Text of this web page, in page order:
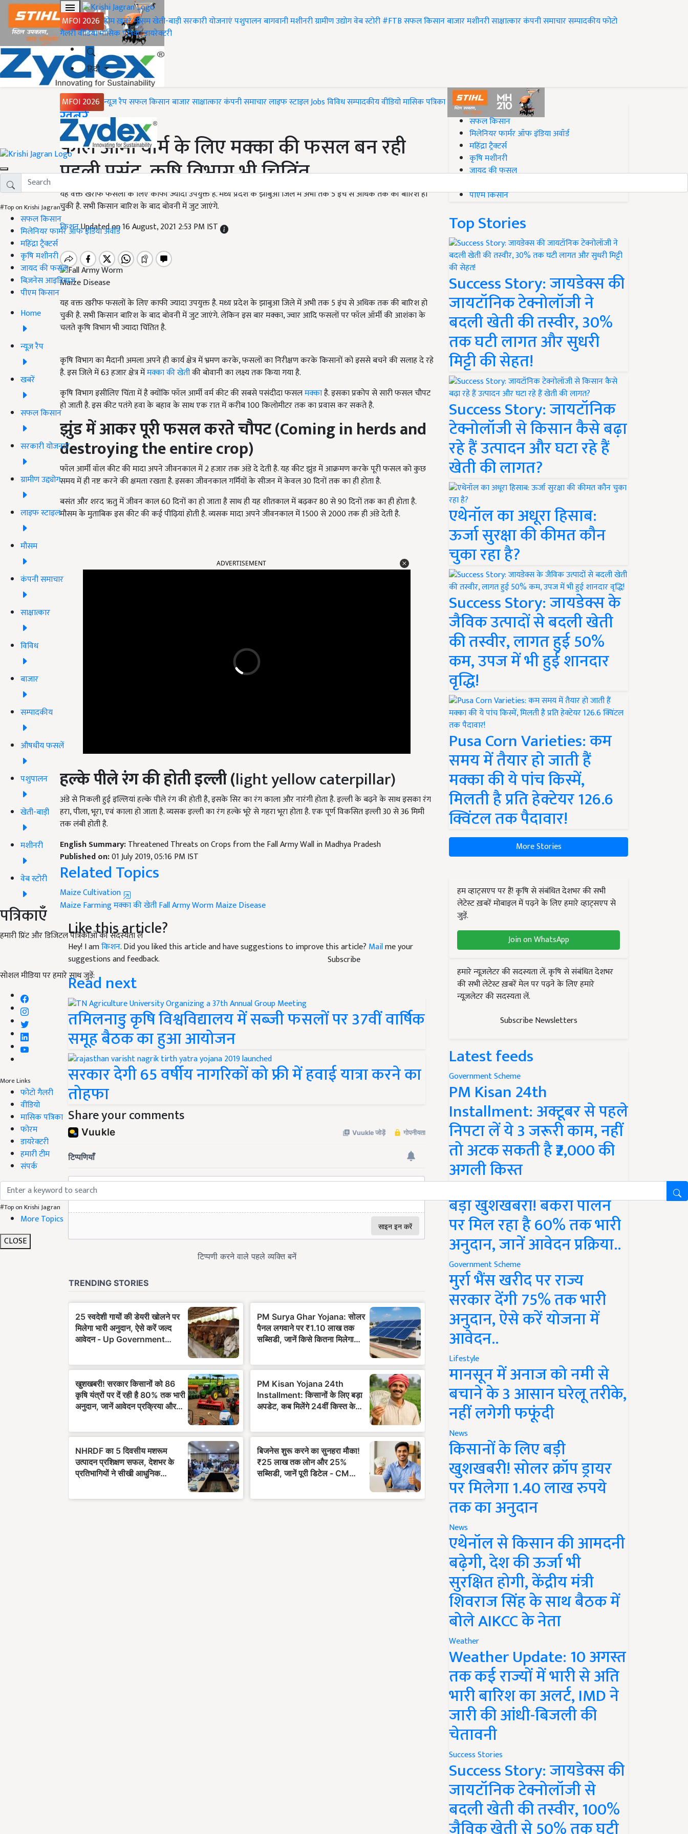
MFOI 2026 होमख़बरेंमौसमखेती-बाड़ीसरकारी योजनाएंपशुपालनबागवानीमशीनरीग्रामीण उद्योगवेब स्टोरी#FTBसफल किसानबाजारमशीनरीसाक्षात्कारकंपनी समाचारसम्पादकीयफोटो
गैलरीवीडियोमासिक पत्रिकाडायरेक्टरी
हिंदी
MFOI 2026 न्यूज़ रैपसफल किसानबाजारसाक्षात्कारकंपनी समाचारलाइफ स्टाइलJobsविविधसम्पादकीयवीडियोमासिक पत्रिका
#Top on Krishi Jagran
सफल किसान
मिलेनियर फार्मर ऑफ इंडिया अवॉर्ड
महिंद्रा ट्रैक्टर्स
कृषि मशीनरी
जायद की फसल
बिज़नेस आइडियाज
पीएम किसान
Home
न्यूज़ रैप
खबरें
सफल किसान
सरकारी योजनाएं
ग्रामीण उद्द्योग
लाइफ स्टाइल
मौसम
कंपनी समाचार
साक्षात्कार
विविध
बाजार
सम्पादकीय
औषधीय फसलें
पशुपालन
खेती-बाड़ी
मशीनरी
वेब स्टोरी
पत्रिकाएँ
हमारी प्रिंट और डिजिटल पत्रिकाओं की सदस्यता लें
Subscribe
सोशल मीडिया पर हमारे साथ जुड़ें:
More Links
फोटो गैलरी
वीडियो
मासिक पत्रिका
फोरम
डायरेक्टरी
हमारी टीम
संपर्क
#Top on Krishi Jagran
More Topics
CLOSE
Home
ख़बरें
फॉल आर्मी वोर्म के लिए मक्का की फसल बन रही
पहली पसंद, कृषि विभाग भी चितिंत
यह वक्त खरीफ फसलों के लिए काफी ज्यादा उपयुक्त है. मध्य प्रदेश के झाबुआ जिले में अभी तक 5 इंच से अधिक तक की बारिश हो
चुकी है. सभी किसान बारिश के बाद बोवनी में जुट जाएंगे.
किशनUpdated on 16 August, 2021 2:53 PM IST
Maize Disease
यह वक्त खरीफ फसलों के लिए काफी ज्यादा उपयुक्त है. मध्य प्रदेश के झाबुआ जिले में अभी तक 5 इंच से अधिक तक की बारिश हो
चुकी है. सभी किसान बारिश के बाद बोवनी में जुट जाएंगे. लेकिन इस बार मक्का, ज्वार आदि फसलों पर फॉल ऑर्मी की आशंका के
चलते कृषि विभाग भी ज्यादा चिंतित है.
कृषि विभाग का मैदानी अमला अपने ही कार्य क्षेत्र में भ्रमण करके, फसलों का निरीक्षण करके किसानों को इससे बचने की सलाह दे रहे
है. इस जिले में 63 हजार क्षेत्र मेंमक्का की खेतीकी बोवानी का लक्ष्य तक किया गया है.
कृषि विभाग इसीलिए चिंता में है क्योंकि फॉल आर्मी वर्म कीट की सबसे पसंदीदा फसलमक्काहै. इसका प्रकोप से सारी फसल चौपट
हो जाती है. इस कीट पतंगे हवा के बहाव के साथ एक रात में करीब 100 किलोमीटर तक का प्रवास कर सकते है.
झुंड में आकर पूरी फसल करते चौपट (Coming in herds and
destroying the entire crop)
फॉल आर्मी वॉल कीट की मादा अपने जीवनकाल में 2 हजार तक अंडे दे देती है. यह कीट झुंड में आक्रमण करके पूरी फसल को कुछ
समय में ही नष्ट करने की क्षमता रखता है. इसका जीवनकाल गर्मियों के सीजन में केवल 30 दिनों तक का ही होता है.
बसंत और शरद ऋतु में जीवन काल 60 दिनों का हो जाता है साथ ही यह शीतकाल में बढ़कर 80 से 90 दिनों तक का ही होता है.
मौसम के मुताबिक इस कीट की कई पीढ़ियां होती है. व्यसक मादा अपने जीवनकाल में 1500 से 2000 तक ही अंडे देती है.
हल्के पीले रंग की होती इल्ली (light yellow caterpillar)
अंडे से निकली हुई इल्लियां हल्के पीले रंग की होती है, इसके सिर का रंग काला और नारंगी होता है. इल्ली के बढ़ने के साथ इसका रंग
हरा, पीला, भूरा, एवं काला हो जाता है. व्यसक इल्ली का रंग हल्के भूरे से गहरा भूरा होता है. एक पूर्ण विकसित इल्ली 30 से 36 मिमी
तक लंबी होती है.
Published on:01 July 2019, 05:16 PM IST
Related Topics
Maize Cultivation
Maize Farmingमक्का की खेती
Like this article?
Hey! I amकिशन. Did you liked this article and have suggestions to improve this article?
suggestions and feedback.
Read next
तमिलनाडु कृषि विश्वविद्यालय में सब्जी फसलों पर 37वीं वार्षिक
समूह बैठक का हुआ आयोजन
सरकार देगी 65 वर्षीय नागरिकों को फ्री में हवाई यात्रा करने का
तोहफा
Share your comments
#Top on Krishi Jagran
सफल किसान
मिलेनियर फार्मर ऑफ इंडिया अवॉर्ड
महिंद्रा ट्रैक्टर्स
कृषि मशीनरी
जायद की फसल
पीएम किसान
Top Stories
Success Story: जायडेक्स की
जायटॉनिक टेक्नोलॉजी ने
बदली खेती की तस्वीर, 30%
तक घटी लागत और सुधरी
मिट्टी की सेहत!
Success Story: जायटॉनिक
टेक्नोलॉजी से किसान कैसे बढ़ा
रहे हैं उत्पादन और घटा रहे हैं
खेती की लागत?
एथेनॉल का अधूरा हिसाब:
ऊर्जा सुरक्षा की कीमत कौन
चुका रहा है?
Success Story: जायडेक्स के
जैविक उत्पादों से बदली खेती
की तस्वीर, लागत हुई 50%
कम, उपज में भी हुई शानदार
वृद्धि!
Pusa Corn Varieties: कम
समय में तैयार हो जाती हैं
मक्का की ये पांच किस्में,
मिलती है प्रति हेक्टेयर 126.6
क्विंटल तक पैदावार!
More Stories
हम व्हाट्सएप पर हैं! कृषि से संबंधित देशभर की सभी
लेटेस्ट ख़बरें मोबाइल में पढ़ने के लिए हमारे व्हाट्सएप से
जुड़ें.
Join on WhatsApp
हमारे न्यूज़लेटर की सदस्यता लें. कृषि से संबंधित देशभर
की सभी लेटेस्ट ख़बरें मेल पर पढ़ने के लिए हमारे
न्यूज़लेटर की सदस्यता लें.
Subscribe Newsletters
Latest feeds
Government Scheme
PM Kisan 24th
Installment: अक्टूबर से पहले
निपटा लें ये 3 जरूरी काम, नहीं
तो अटक सकती है ₹2,000 की
अगली किस्त
बड़ी खुशखबरी! बकरी पालन
पर मिल रहा है 60% तक भारी
अनुदान, जानें आवेदन प्रक्रिया..
Government Scheme
मुर्रा भैंस खरीद पर राज्य
सरकार देंगी 75% तक भारी
अनुदान, ऐसे करें योजना में
आवेदन..
Lifestyle
मानसून में अनाज को नमी से
बचाने के 3 आसान घरेलू तरीके,
नहीं लगेगी फफूंदी
News
किसानों के लिए बड़ी
खुशखबरी! सोलर क्रॉप ड्रायर
पर मिलेगा 1.40 लाख रुपये
तक का अनुदान
News
एथेनॉल से किसान की आमदनी
बढ़ेगी, देश की ऊर्जा भी
सुरक्षित होगी, केंद्रीय मंत्री
शिवराज सिंह के साथ बैठक में
बोले AIKCC के नेता
Weather
Weather Update: 10 अगस्त
तक कई राज्यों में भारी से अति
भारी बारिश का अलर्ट, IMD ने
जारी की आंधी-बिजली की
चेतावनी
Success Stories
Success Story: जायडेक्स की
जायटॉनिक टेक्नोलॉजी से
बदली खेती की तस्वीर, 100%